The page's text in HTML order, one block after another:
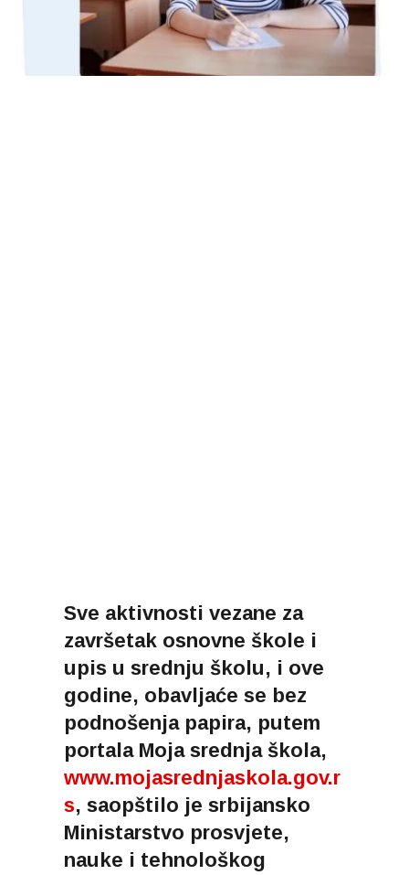
Sve aktivnosti vezane za
završetak osnovne škole i
upis u srednju školu, i ove
godine, obavljaće se bez
podnošenja papira, putem
portala Moja srednja škola,
www.mojasrednjaskola.gov.r
s, saopštilo je srbijansko
Ministarstvo prosvjete,
nauke i tehnološkog